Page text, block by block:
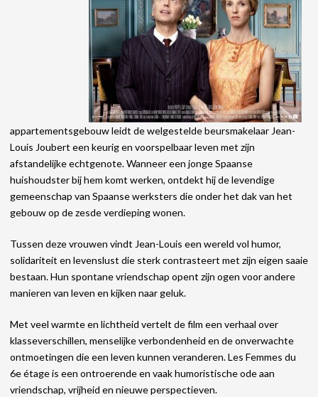
appartementsgebouw leidt de welgestelde beursmakelaar Jean-
Louis Joubert een keurig en voorspelbaar leven met zijn
afstandelijke echtgenote. Wanneer een jonge Spaanse
huishoudster bij hem komt werken, ontdekt hij de levendige
gemeenschap van Spaanse werksters die onder het dak van het
gebouw op de zesde verdieping wonen.
Tussen deze vrouwen vindt Jean-Louis een wereld vol humor,
solidariteit en levenslust die sterk contrasteert met zijn eigen saaie
bestaan. Hun spontane vriendschap opent zijn ogen voor andere
manieren van leven en kijken naar geluk.
Met veel warmte en lichtheid vertelt de film een verhaal over
klasseverschillen, menselijke verbondenheid en de onverwachte
ontmoetingen die een leven kunnen veranderen. Les Femmes du
6e étage is een ontroerende en vaak humoristische ode aan
vriendschap, vrijheid en nieuwe perspectieven.